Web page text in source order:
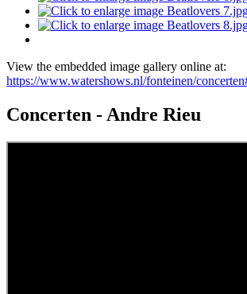
View the embedded image gallery online at:
https://www.watershows.nl/fonteinen/
Concerten - Andre Rieu